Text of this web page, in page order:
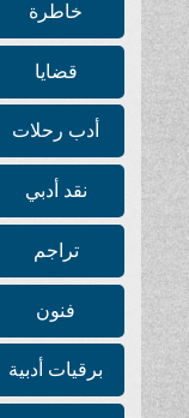
خاطرة
قضايا
أدب رحلات
نقد أدبي
تراجم
فنون
برقيات أدبية